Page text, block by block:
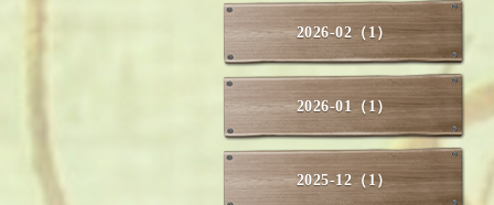
2026-02（1）
2026-01（1）
2025-12（1）